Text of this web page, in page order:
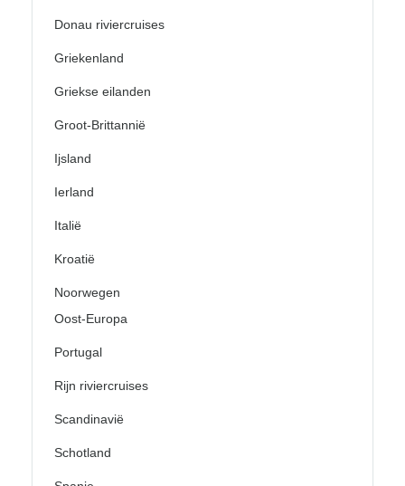
Donau riviercruises
Griekenland
Griekse eilanden
Groot-Brittannië
Ijsland
Ierland
Italië
Kroatië
Noorwegen
Oost-Europa
Portugal
Rijn riviercruises
Scandinavië
Schotland